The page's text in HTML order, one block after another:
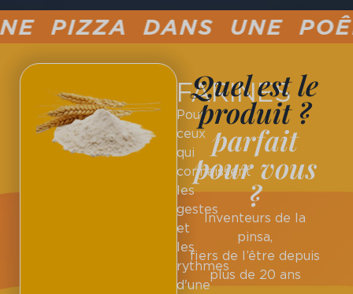
DANS UNE POÊLE
FARINES
Pour
ceux
qui
connaissent
les
gestes
et
les
rythmes
d'une
Quel est le
produit ?
parfait
pour vous
?
Inventeurs de la
pinsa,
fiers de l’être depuis
plus de 20 ans